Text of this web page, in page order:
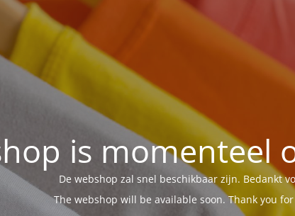
is momenteel
De webshop zal snel beschikbaar zijn. Bedankt
The webshop will be available soon. Thank you